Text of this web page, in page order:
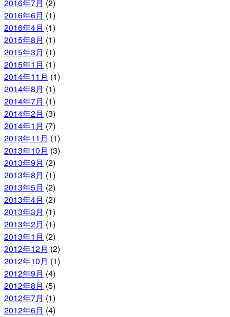
2016年7月 (2)
2016年6月 (1)
2016年4月 (1)
2015年8月 (1)
2015年3月 (1)
2015年1月 (1)
2014年11月 (1)
2014年8月 (1)
2014年7月 (1)
2014年2月 (3)
2014年1月 (7)
2013年11月 (1)
2013年10月 (3)
2013年9月 (2)
2013年8月 (1)
2013年5月 (2)
2013年4月 (2)
2013年3月 (1)
2013年2月 (1)
2013年1月 (2)
2012年12月 (2)
2012年10月 (1)
2012年9月 (4)
2012年8月 (5)
2012年7月 (1)
2012年6月 (4)